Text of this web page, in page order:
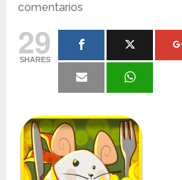
comentarios
29
SHARES